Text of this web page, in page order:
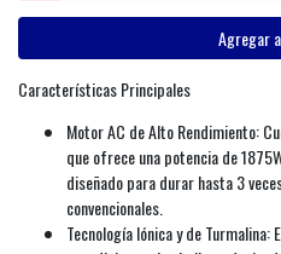
Agregar
Características Principales
Motor AC de Alto Rendimiento:
que ofrece una potencia de
diseñado para durar hasta 3
convencionales.
Tecnología Iónica y de Turmalina: